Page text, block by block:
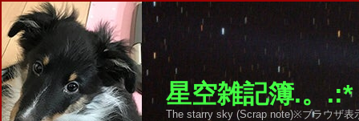
星空雑記簿.。
The starry sky (Scrap note)※ブラウザ